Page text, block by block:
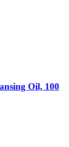
Oil, 100